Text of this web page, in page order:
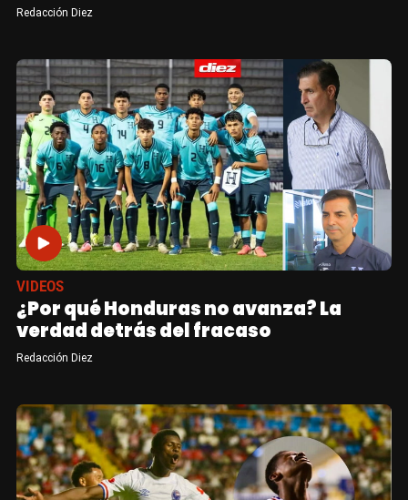
Redacción Diez
VIDEOS
¿Por qué Honduras no avanza? La
verdad detrás del fracaso
Redacción Diez